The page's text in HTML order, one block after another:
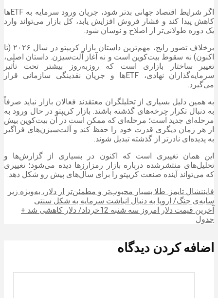
اگر شرایط اقتصاد جهانی بدتر شود، جریان ورود سرمایه به ETFها
کاهش پیدا کند و فشار فروش افزایش یابد، کل بازار می‌تواند وارد
یک دوره طولانی‌تر از اصلاح و نوسان شود.
برخلاف تصور رایج، مهم‌ترین داستان بازار کریپتو در سال ۲۰۲۶ (تا
اکنون) نه سقوط بیت‌کوین است و نه آغاز آلت‌سیزن. داستان اصلی،
تغییر ساختار بازاری است که روزبه‌روز بیشتر تحت تأثیر
سرمایه‌گذاران نهادی، ETFها و جریان نقدینگی سازمانی قرار
می‌گیرد.
به همین دلیل بسیاری از تحلیلگران معتقدند فعالان بازار نباید صرفاً
به دنبال تکرار چرخه‌های گذشته باشند. بازار کریپتو در حال ورود به
مرحله‌ای جدید است؛ مرحله‌ای که ممکن است در آن بیت‌کوین بیش
از هر زمان دیگری قدرت خود را حفظ کند و آلت‌سیزن‌های فراگیر
به پدیده‌ای نادرتر از گذشته تبدیل شوند.
این همان تغییری است که اکنون در بسیاری از گزارش‌ها و
تحلیل‌های منتشرشده درباره بازار رمزارزها دیده می‌شود؛ تغییری
که می‌تواند آینده صنعت کریپتو را برای سال‌های پیش رو شکل دهد.
فایننشال تایمز: طلا بسیار محبوب‌تر و مطمئن‌تر از دلار، به‌ویژه زیر
سایه‌ی جنگ/ اروپا به دنبال انباشت سرمایه‌ به شکل سنتی
آخرین قیمت دلار امروز سه شنبه 12خرداد/ دلار کاهشی شد +
جدول
اضافه کردن دیدگاه